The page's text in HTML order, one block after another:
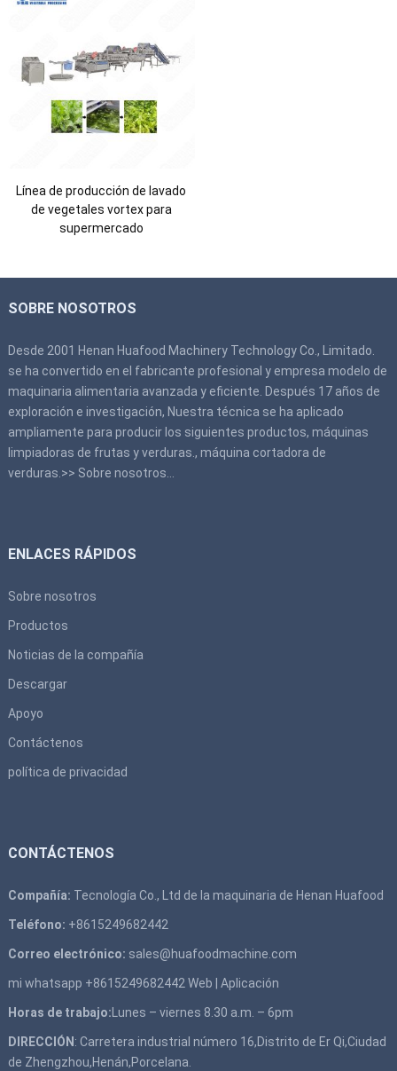
Línea de producción de lavado
de vegetales vortex para
supermercado
SOBRE NOSOTROS
Desde 2001 Henan Huafood Machinery Technology Co., Limitado.
se ha convertido en el fabricante profesional y empresa modelo de
maquinaria alimentaria avanzada y eficiente. Después 17 años de
exploración e investigación, Nuestra técnica se ha aplicado
ampliamente para producir los siguientes productos, máquinas
limpiadoras de frutas y verduras., máquina cortadora de
verduras.>> Sobre nosotros
ENLACES RÁPIDOS
Sobre nosotros
Productos
Noticias de la compañía
Descargar
Apoyo
Contáctenos
política de privacidad
CONTÁCTENOS
Compañía: Tecnología Co., Ltd de la maquinaria de Henan Huafood
Teléfono: +8615249682442
Correo electrónico: sales@huafoodmachine.com
mi whatsapp +8615249682442 Web Aplicación
Horas de trabajo: Lunes – viernes 8.30 a.m. – 6pm
DIRECCIÓN : Carretera industrial número 16,Distrito de Er Qi,Ciudad
de Zhengzhou,Henán,Porcelana.